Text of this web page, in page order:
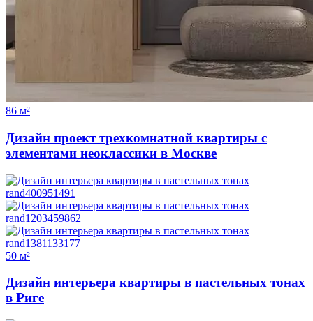
86 м²
Дизайн проект трехкомнатной квартиры с
элементами неоклассики в Москве
50 м²
Дизайн интерьера квартиры в пастельных тонах
в Риге